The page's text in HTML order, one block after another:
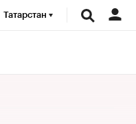
Татарстан